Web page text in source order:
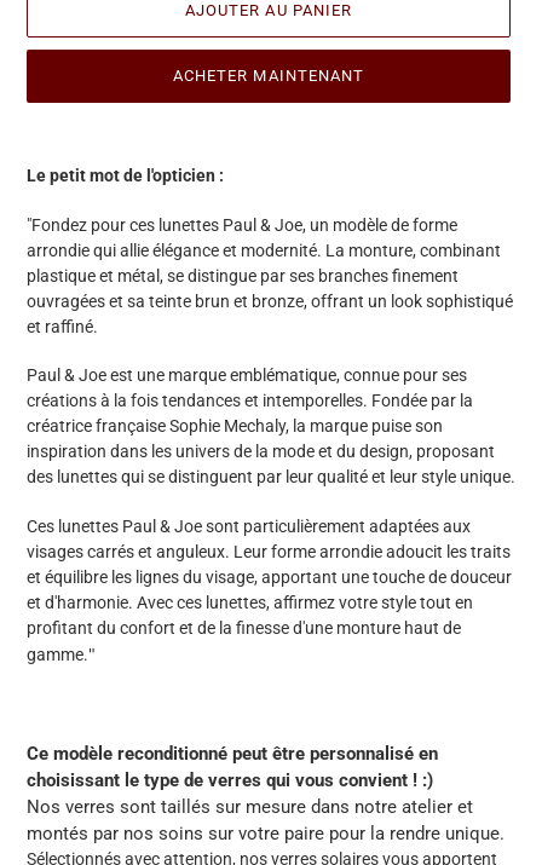
AJOUTER AU PANIER
ACHETER MAINTENANT
paire
à
panier
Le petit mot de l'opticien :
"Fondez pour ces lunettes Paul & Joe, un modèle de forme
arrondie qui allie élégance et modernité. La monture, combinant
plastique et métal, se distingue par ses branches finement
ouvragées et sa teinte brun et bronze, offrant un look sophistiqué
et raffiné.
Paul & Joe est une marque emblématique, connue pour ses
créations à la fois tendances et intemporelles. Fondée par la
créatrice française Sophie Mechaly, la marque puise son
inspiration dans les univers de la mode et du design, proposant
des lunettes qui se distinguent par leur qualité et leur style unique.
Ces lunettes Paul & Joe sont particulièrement adaptées aux
visages carrés et anguleux. Leur forme arrondie adoucit les traits
et équilibre les lignes du visage, apportant une touche de douceur
et d'harmonie. Avec ces lunettes, affirmez votre style tout en
profitant du confort et de la finesse d'une monture haut de
gamme."
Ce modèle reconditionné peut être personnalisé en
choisissant le type de verres qui vous convient ! :)
Nos verres sont taillés sur mesure dans notre atelier et
montés par nos soins sur votre paire pour la rendre unique.
Sélectionnés avec attention, nos verres solaires vous apportent